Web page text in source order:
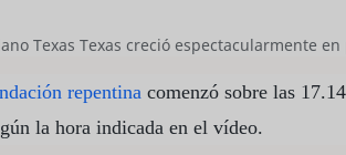
Texas Texas creció espectacularmente
repentina comenzó sobre las
la hora indicada en el vídeo.